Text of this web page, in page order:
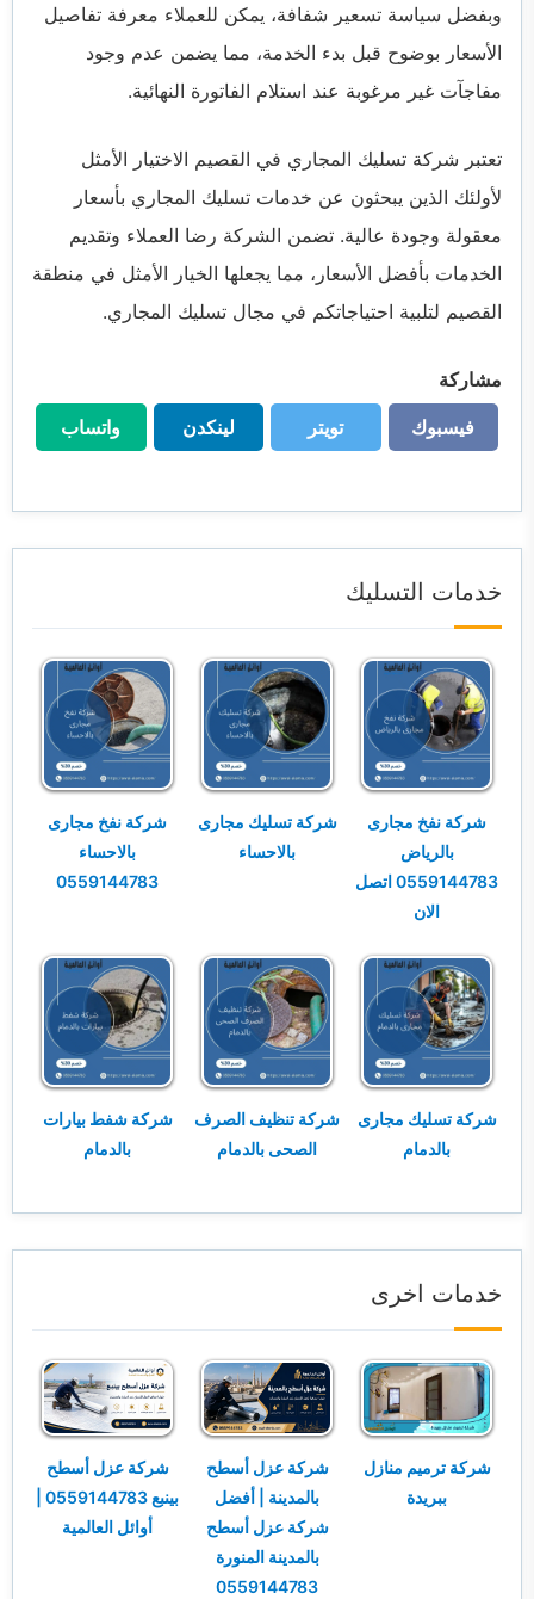
وبفضل سياسة تسعير شفافة، يمكن للعملاء معرفة تفاصيل
الأسعار بوضوح قبل بدء الخدمة، مما يضمن عدم وجود
مفاجآت غير مرغوبة عند استلام الفاتورة النهائية.
تعتبر شركة تسليك المجاري في القصيم الاختيار الأمثل
لأولئك الذين يبحثون عن خدمات تسليك المجاري بأسعار
معقولة وجودة عالية. تضمن الشركة رضا العملاء وتقديم
الخدمات بأفضل الأسعار، مما يجعلها الخيار الأمثل في منطقة
القصيم لتلبية احتياجاتكم في مجال تسليك المجاري.
مشاركة
فيسبوك
فيسبوك
تويتر
تويتر
لينكدن
لينكدن
واتساب
واتساب
خدمات التسليك
شركة نفخ مجارى
بالرياض
0559144783 اتصل
الان
شركة تسليك مجارى
بالاحساء
شركة نفخ مجارى
بالاحساء
0559144783
شركة تسليك مجارى
بالدمام
شركة تنظيف الصرف
الصحى بالدمام
شركة شفط بيارات
بالدمام
خدمات اخرى
شركة ترميم منازل
ببريدة
شركة عزل أسطح
بالمدينة | أفضل
شركة عزل أسطح
بالمدينة المنورة
0559144783
شركة عزل أسطح
بينبع 0559144783 |
أوائل العالمية